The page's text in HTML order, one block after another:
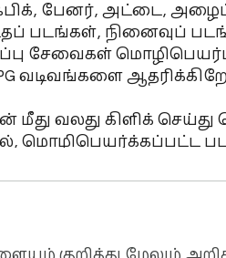
பேனர், அட்டை,
படங்கள், நினைவுப்
சேவைகள்
வடிவங்களை
மீது வலது கிளிக்
மொழிபெயர்க்கப்பட்ட
அது தானாகவே